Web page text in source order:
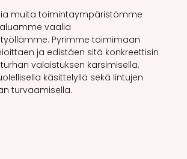
muita toimintaympäristömme
vaalia
Pyrimme toimimaan
ja edistäen sitä konkreettisin
valaistuksen karsimisella,
käsittelyllä sekä lintujen
turvaamisella.